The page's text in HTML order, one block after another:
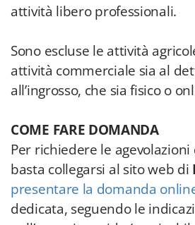
attività libero professionali.
Sono escluse le attività
attività commerciale sia al
all’ingrosso, che sia fisico o
COME FARE DOMANDA
Per richiedere le agevolazioni
basta collegarsi al sito web di
presentare la domanda
dedicata, seguendo le